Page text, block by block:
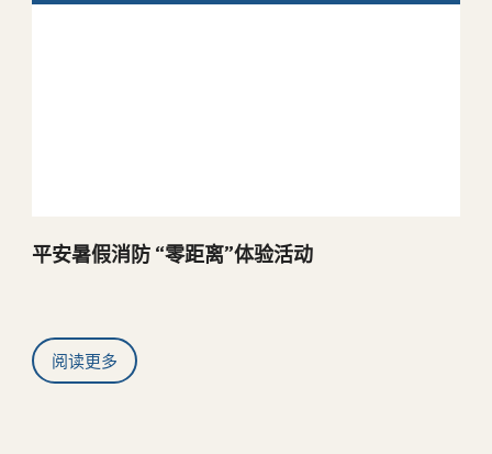
平安暑假消防 “零距离”体验活动
阅读更多